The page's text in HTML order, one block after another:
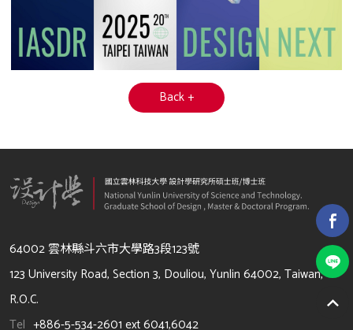
Back +
64002 雲林縣斗六市大學路3段123號
123 University Road, Section 3, Douliou, Yunlin 64002, Taiwan,
R.O.C.
Tel +886-5-534-2601 ext 6041,6042